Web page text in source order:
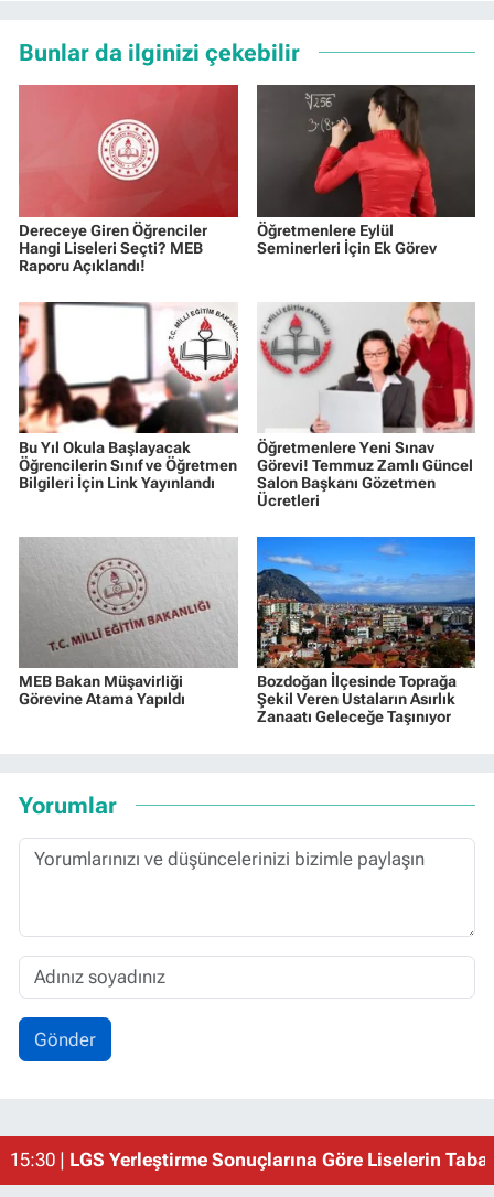
Bunlar da ilginizi çekebilir
Dereceye Giren Öğrenciler
Hangi Liseleri Seçti? MEB
Raporu Açıklandı!
Öğretmenlere Eylül
Seminerleri İçin Ek Görev
Bu Yıl Okula Başlayacak
Öğrencilerin Sınıf ve Öğretmen
Bilgileri İçin Link Yayınlandı
Öğretmenlere Yeni Sınav
Görevi! Temmuz Zamlı Güncel
Salon Başkanı Gözetmen
Ücretleri
MEB Bakan Müşavirliği
Görevine Atama Yapıldı
Bozdoğan İlçesinde Toprağa
Şekil Veren Ustaların Asırlık
Zanaatı Geleceğe Taşınıyor
Yorumlar
Gönder
15:30 | LGS Yerleştirme Sonuçlarına Göre Liselerin